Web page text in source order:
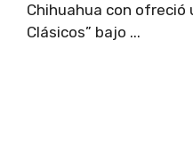
Chihuahua con ofreció
Clásicos” bajo ...